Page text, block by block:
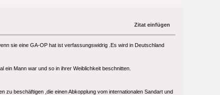
Zitat einfügen
sie eine GA-OP hat ist verfassungswidrig .Es wird in Deutschland
ein Mann war und so in ihrer Weiblichkeit beschnitten.
beschäftigen ,die einen Abkopplung vom internationalen Sandart und